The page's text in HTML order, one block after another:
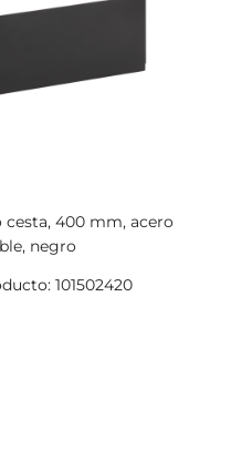
cesta, 400 mm, acero
negro
101502420